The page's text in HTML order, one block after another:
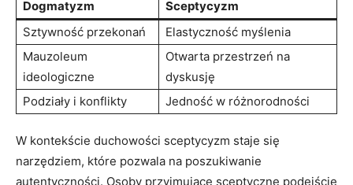
Dogmatyzm
Sceptycyzm
Sztywność przekonań
Elastyczność​ myślenia
Mauzoleum ​
ideologiczne
Otwarta przestrzeń‍ na
dyskusję
Podziały i‍ konflikty
Jedność w różnorodności
W kontekście duchowości ​sceptycyzm staje się
narzędziem, które pozwala na poszukiwanie
autentyczności. ⁣Osoby przyjmujące sceptyczne⁤ podejście‌